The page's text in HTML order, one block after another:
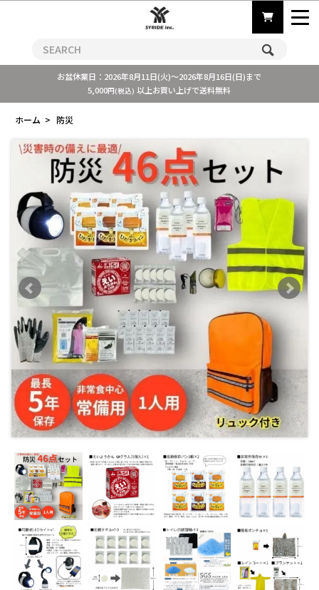
お盆休業日：2026年8月11日(火)～2026年8月16日(日)まで
5,000円(税込) 以上お買い上げで送料無料
ホーム > 防災